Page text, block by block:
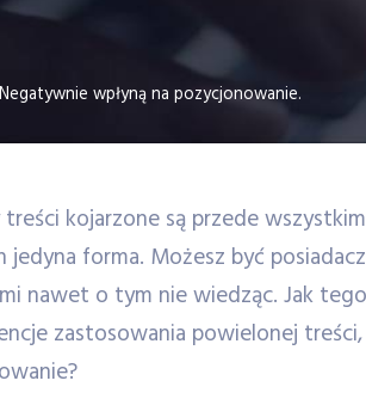
wpłyną na pozycjonowanie.
kojarzone są przede
jedyna forma. Możesz być
nawet o tym nie wiedząc. Jak
zastosowania powielonej